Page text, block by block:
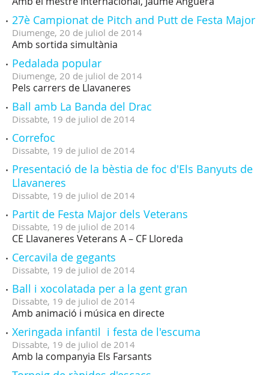
27è Campionat de Pitch and Putt de Festa Major
Diumenge, 20 de juliol de 2014
Amb sortida simultània
Pedalada popular
Diumenge, 20 de juliol de 2014
Pels carrers de Llavaneres
Ball amb La Banda del Drac
Dissabte, 19 de juliol de 2014
Correfoc
Dissabte, 19 de juliol de 2014
Presentació de la bèstia de foc d'Els Banyuts de
Llavaneres
Dissabte, 19 de juliol de 2014
Partit de Festa Major dels Veterans
Dissabte, 19 de juliol de 2014
CE Llavaneres Veterans A – CF Lloreda
Cercavila de gegants
Dissabte, 19 de juliol de 2014
Ball i xocolatada per a la gent gran
Dissabte, 19 de juliol de 2014
Amb animació i música en directe
Xeringada infantil i festa de l'escuma
Dissabte, 19 de juliol de 2014
Amb la companyia Els Farsants